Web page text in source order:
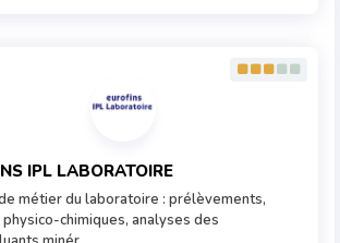
IPL LABORATOIRE
métier du laboratoire : prélèvements,
chimiques, analyses des